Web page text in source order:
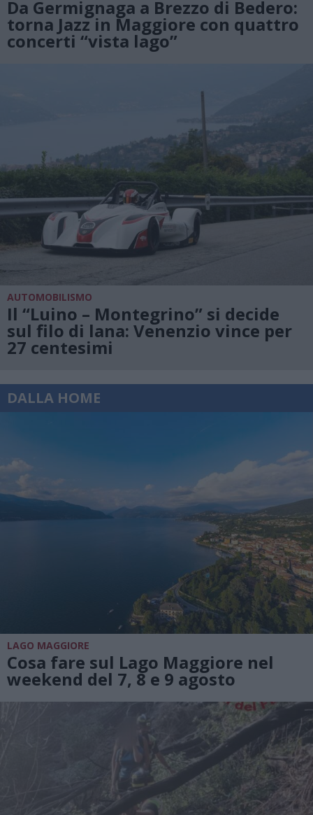
Da Germignaga a Brezzo di Bedero:
torna Jazz in Maggiore con quattro
concerti “vista lago”
AUTOMOBILISMO
Il “Luino – Montegrino” si decide
sul filo di lana: Venenzio vince per
27 centesimi
DALLA HOME
LAGO MAGGIORE
Cosa fare sul Lago Maggiore nel
weekend del 7, 8 e 9 agosto